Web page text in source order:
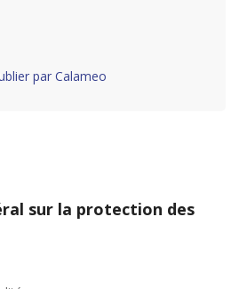
par Calameo
sur la protection des